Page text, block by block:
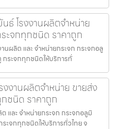
ธ์ โรงงานผลิตจำหน่าย
ะจกทุกชนิด ราคาถูก
นผลิต และ จำหน่ายกระจก กระจกอลู
กระจกทุกชนิดให้บริการทั่
งงานผลิตจำหน่าย ขายส่ง
ชนิด ราคาถูก
และ จำหน่ายกระจก กระจกอลูมิ
ะจกทุกชนิดให้บริการทั่วไทย จ